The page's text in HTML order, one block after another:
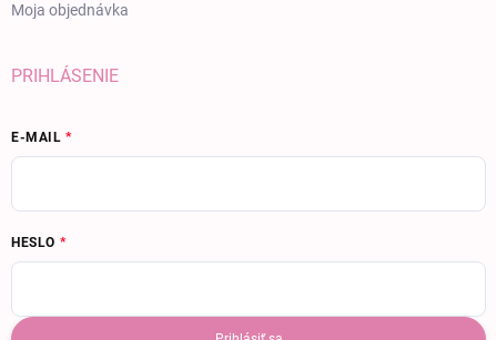
Moja objednávka
PRIHLÁSENIE
E-MAIL
HESLO